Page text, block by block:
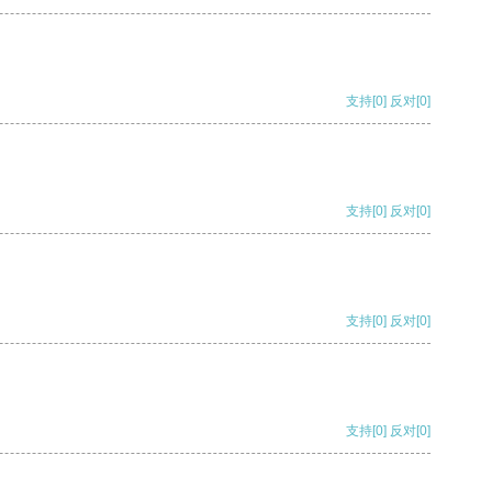
支持[0] 反对[0]
支持[0] 反对[0]
支持[0] 反对[0]
支持[0] 反对[0]